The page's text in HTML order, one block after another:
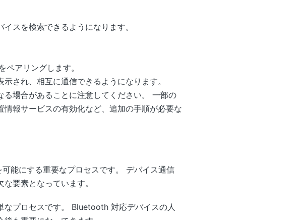
スを検索できるようになります。
アリングします。
され、相互に通信できるようになります。
場合があることに注意してください。 一部の
報サービスの有効化など、追加の手順が必要な
能にする重要なプロセスです。 デバイス通信
要素となっています。
プロセスです。 Bluetooth 対応デバイスの人